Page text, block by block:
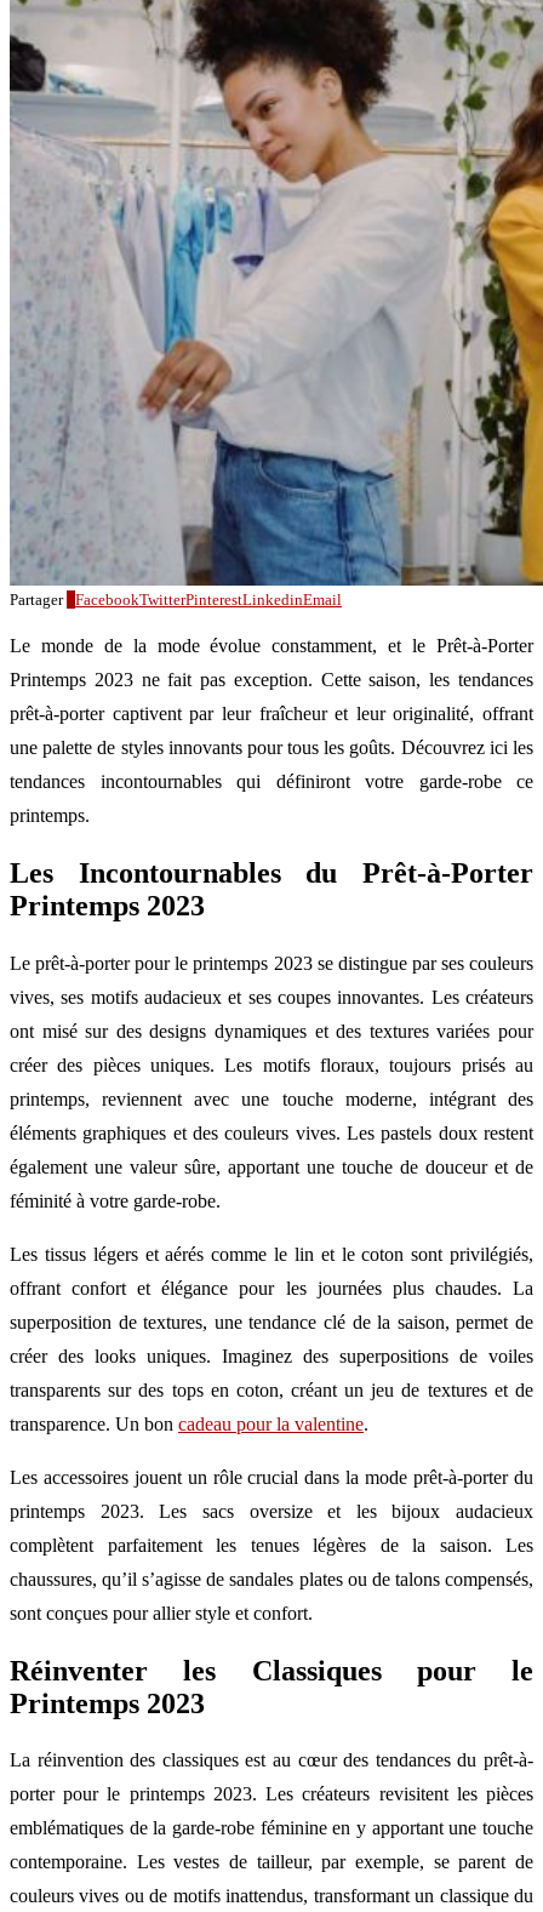
Partager FacebookTwitterPinterestLinkedinEmail
Le monde de la mode évolue constamment, et le Prêt-à-Porter
Printemps 2023 ne fait pas exception. Cette saison, les tendances
prêt-à-porter captivent par leur fraîcheur et leur originalité, offrant
une palette de styles innovants pour tous les goûts. Découvrez ici les
tendances incontournables qui définiront votre garde-robe ce
printemps.
Les Incontournables du Prêt-à-Porter
Printemps 2023
Le prêt-à-porter pour le printemps 2023 se distingue par ses couleurs
vives, ses motifs audacieux et ses coupes innovantes. Les créateurs
ont misé sur des designs dynamiques et des textures variées pour
créer des pièces uniques. Les motifs floraux, toujours prisés au
printemps, reviennent avec une touche moderne, intégrant des
éléments graphiques et des couleurs vives. Les pastels doux restent
également une valeur sûre, apportant une touche de douceur et de
féminité à votre garde-robe.
Les tissus légers et aérés comme le lin et le coton sont privilégiés,
offrant confort et élégance pour les journées plus chaudes. La
superposition de textures, une tendance clé de la saison, permet de
créer des looks uniques. Imaginez des superpositions de voiles
transparents sur des tops en coton, créant un jeu de textures et de
transparence. Un bon cadeau pour la valentine.
Les accessoires jouent un rôle crucial dans la mode prêt-à-porter du
printemps 2023. Les sacs oversize et les bijoux audacieux
complètent parfaitement les tenues légères de la saison. Les
chaussures, qu’il s’agisse de sandales plates ou de talons compensés,
sont conçues pour allier style et confort.
Réinventer les Classiques pour le
Printemps 2023
La réinvention des classiques est au cœur des tendances du prêt-à-
porter pour le printemps 2023. Les créateurs revisitent les pièces
emblématiques de la garde-robe féminine en y apportant une touche
contemporaine. Les vestes de tailleur, par exemple, se parent de
couleurs vives ou de motifs inattendus, transformant un classique du